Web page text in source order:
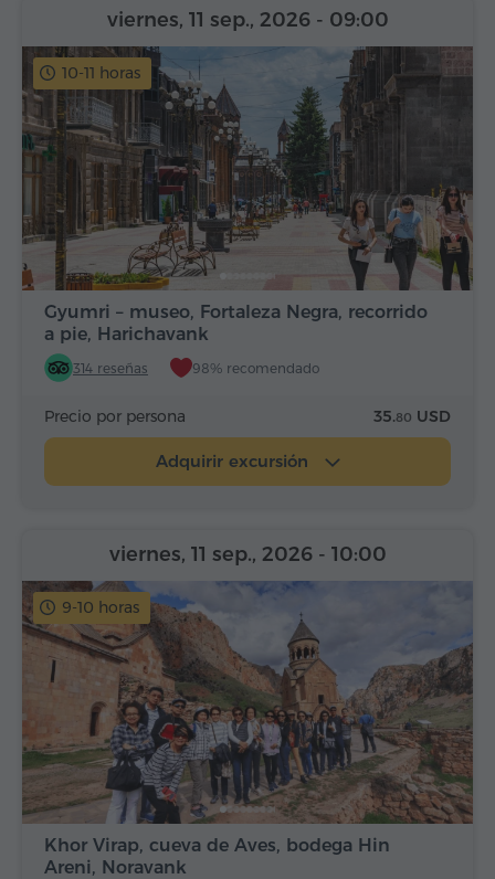
10-11 horas
Gyumri – museo, Fortaleza Negra, recorrido
a pie, Harichavank
314 reseñas 98% recomendado
viernes, 11 sep., 2026 - 09:00
Precio por persona 35.80 USD
Adquirir excursión
9-10 horas
Khor Virap, cueva de Aves, bodega Hin
Areni, Noravank
viernes, 11 sep., 2026 - 10:00